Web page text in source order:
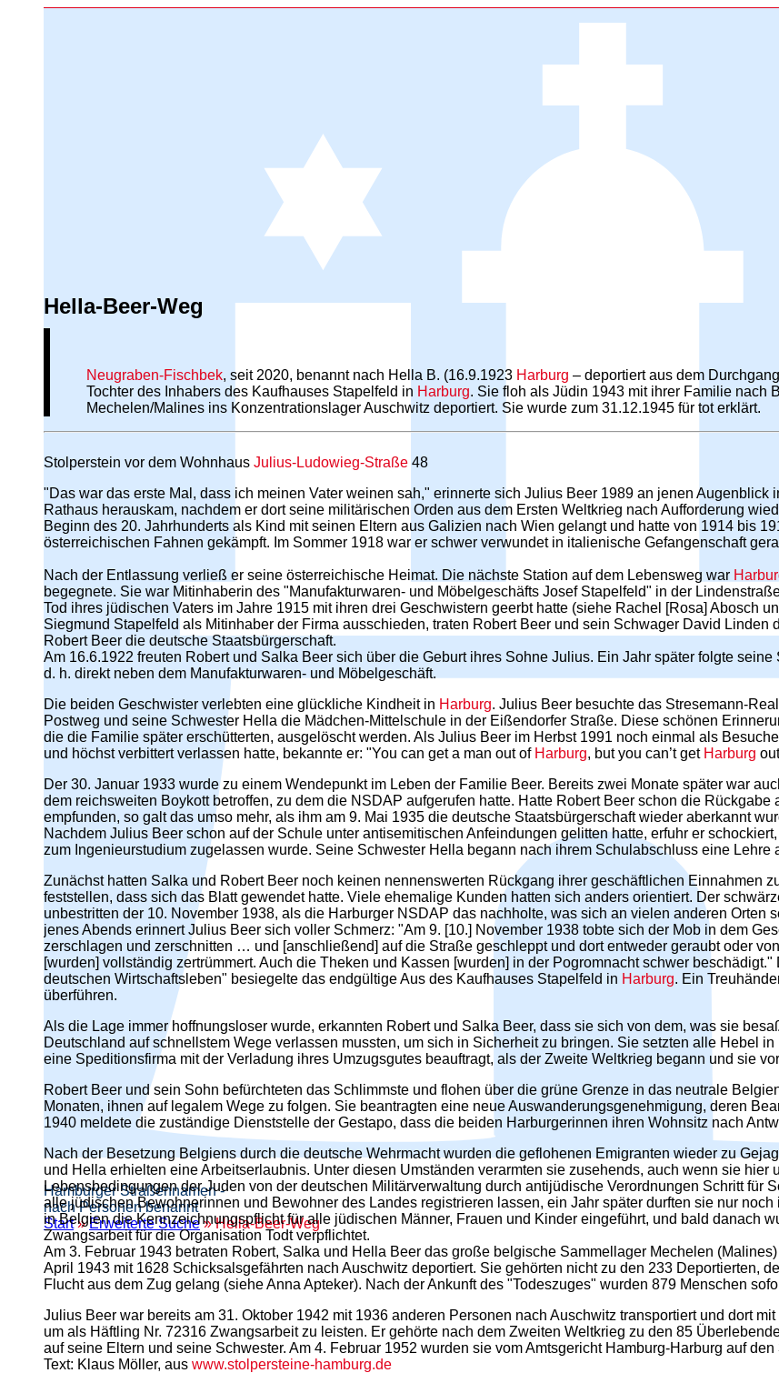
Hamburger Straßennamen -
nach Personen benannt
Start»Erweiterte Suche» Hella-Beer-Weg
Hella-Beer-Weg
Neugraben-Fischbek, seit 2020, benannt nach Hella B. (16.9.1923 Harburg – deportiert aus dem
Tochter des Inhabers des Kaufhauses Stapelfeld in Harburg. Sie floh als Jüdin 1943 mit ihrer Familie nach
Mechelen/Malines ins Konzentrationslager Auschwitz deportiert. Sie wurde zum 31.12.1945 für tot erklärt.
Stolperstein vor dem Wohnhaus Julius-Ludowieg-Straße 48
"Das war das erste Mal, dass ich meinen Vater weinen sah," erinnerte sich Julius Beer 1989 an jenen
Rathaus herauskam, nachdem er dort seine militärischen Orden aus dem Ersten Weltkrieg nach Aufforderung
Beginn des 20. Jahrhunderts als Kind mit seinen Eltern aus Galizien nach Wien gelangt und hatte von 1914 bis
österreichischen Fahnen gekämpft. Im Sommer 1918 war er schwer verwundet in italienische Gefangenschaft
Nach der Entlassung verließ er seine österreichische Heimat. Die nächste Station auf dem Lebensweg war
begegnete. Sie war Mitinhaberin des "Manufakturwaren- und Möbelgeschäfts Josef Stapelfeld" in der
Tod ihres jüdischen Vaters im Jahre 1915 mit ihren drei Geschwistern geerbt hatte (siehe Rachel [Rosa] Abosch
Siegmund Stapelfeld als Mitinhaber der Firma ausschieden, traten Robert Beer und sein Schwager David
Robert Beer die deutsche Staatsbürgerschaft.
Am 16.6.1922 freuten Robert und Salka Beer sich über die Geburt ihres Sohne Julius. Ein Jahr später folgte
d. h. direkt neben dem Manufakturwaren- und Möbelgeschäft.
Die beiden Geschwister verlebten eine glückliche Kindheit in Harburg. Julius Beer besuchte das Stresemann-
Postweg und seine Schwester Hella die Mädchen-Mittelschule in der Eißendorfer Straße. Diese schönen
die die Familie später erschütterten, ausgelöscht werden. Als Julius Beer im Herbst 1991 noch einmal als
und höchst verbittert verlassen hatte, bekannte er: "You can get a man out of Harburg, but you can’t get Harburg
Der 30. Januar 1933 wurde zu einem Wendepunkt im Leben der Familie Beer. Bereits zwei Monate später war
dem reichsweiten Boykott betroffen, zu dem die NSDAP aufgerufen hatte. Hatte Robert Beer schon die
empfunden, so galt das umso mehr, als ihm am 9. Mai 1935 die deutsche Staatsbürgerschaft wieder aberkannt
Nachdem Julius Beer schon auf der Schule unter antisemitischen Anfeindungen gelitten hatte, erfuhr er
zum Ingenieurstudium zugelassen wurde. Seine Schwester Hella begann nach ihrem Schulabschluss eine Lehre
Zunächst hatten Salka und Robert Beer noch keinen nennenswerten Rückgang ihrer geschäftlichen Einnahmen
feststellen, dass sich das Blatt gewendet hatte. Viele ehemalige Kunden hatten sich anders orientiert. Der
unbestritten der 10. November 1938, als die Harburger NSDAP das nachholte, was sich an vielen anderen Orten
jenes Abends erinnert Julius Beer sich voller Schmerz: "Am 9. [10.] November 1938 tobte sich der Mob in dem
zerschlagen und zerschnitten … und [anschließend] auf die Straße geschleppt und dort entweder geraubt oder
[wurden] vollständig zertrümmert. Auch die Theken und Kassen [wurden] in der Pogromnacht schwer
deutschen Wirtschaftsleben" besiegelte das endgültige Aus des Kaufhauses Stapelfeld in Harburg. Ein
überführen.
Als die Lage immer hoffnungsloser wurde, erkannten Robert und Salka Beer, dass sie sich von dem, was sie
Deutschland auf schnellstem Wege verlassen mussten, um sich in Sicherheit zu bringen. Sie setzten alle Hebel
eine Speditionsfirma mit der Verladung ihres Umzugsgutes beauftragt, als der Zweite Weltkrieg begann und sie
Robert Beer und sein Sohn befürchteten das Schlimmste und flohen über die grüne Grenze in das neutrale
Monaten, ihnen auf legalem Wege zu folgen. Sie beantragten eine neue Auswanderungsgenehmigung, deren
1940 meldete die zuständige Dienststelle der Gestapo, dass die beiden Harburgerinnen ihren Wohnsitz nach
Nach der Besetzung Belgiens durch die deutsche Wehrmacht wurden die geflohenen Emigranten wieder zu
und Hella erhielten eine Arbeitserlaubnis. Unter diesen Umständen verarmten sie zusehends, auch wenn sie
Lebensbedingungen der Juden von der deutschen Militärverwaltung durch antijüdische Verordnungen Schritt für
alle jüdischen Bewohnerinnen und Bewohner des Landes registrieren lassen, ein Jahr später durften sie nur
in Belgien die Kennzeichnungspflicht für alle jüdischen Männer, Frauen und Kinder eingeführt, und bald danach
Zwangsarbeit für die Organisation Todt verpflichtet.
Am 3. Februar 1943 betraten Robert, Salka und Hella Beer das große belgische Sammellager Mechelen
April 1943 mit 1628 Schicksalsgefährten nach Auschwitz deportiert. Sie gehörten nicht zu den 233 Deportierten,
Flucht aus dem Zug gelang (siehe Anna Apteker). Nach der Ankunft des "Todeszuges" wurden 879 Menschen
Julius Beer war bereits am 31. Oktober 1942 mit 1936 anderen Personen nach Auschwitz transportiert und dort
um als Häftling Nr. 72316 Zwangsarbeit zu leisten. Er gehörte nach dem Zweiten Weltkrieg zu den 85
auf seine Eltern und seine Schwester. Am 4. Februar 1952 wurden sie vom Amtsgericht Hamburg-Harburg auf
Text: Klaus Möller, aus www.stolpersteine-hamburg.de